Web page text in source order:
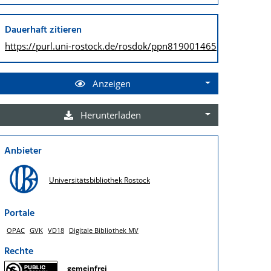
Dauerhaft zitieren
https://purl.uni-rostock.de/rosdok/ppn819001465
Anzeigen
Herunterladen
Anbieter
Universitätsbibliothek Rostock
Portale
OPAC GVK VD18 Digitale Bibliothek MV
Rechte
gemeinfrei